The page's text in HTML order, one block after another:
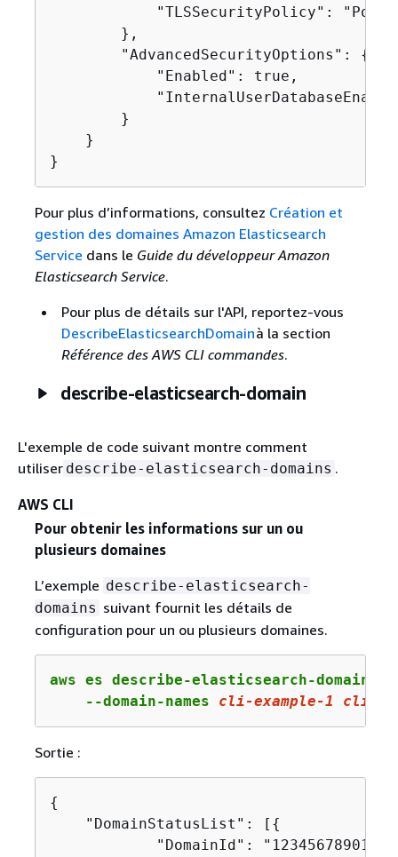
"TLSSecurityPolicy":
        },
        "AdvancedSecurityOptions":
{
            "Enabled": true,
        }
    }
}
Pour plus d’informations, consultez Création et
gestion des domaines Amazon Elasticsearch
Service dans le Guide du développeur Amazon
Elasticsearch Service.
Pour plus de détails sur l'API, reportez-vous
DescribeElasticsearchDomainà la section
Référence des AWS CLI commandes.
describe-elasticsearch-domain
L'exemple de code suivant montre comment
utiliser describe-elasticsearch-domains .
AWS CLI
Pour obtenir les informations sur un ou
plusieurs domaines
L’exemple describe-elasticsearch-
domains suivant fournit les détails de
configuration pour un ou plusieurs domaines.
aws es describe-elasticsearch-domains \
    --domain-names
cli-example-1 cli
Sortie :
{
    "DomainStatusList": [
{
"DomainId": "123456789012/